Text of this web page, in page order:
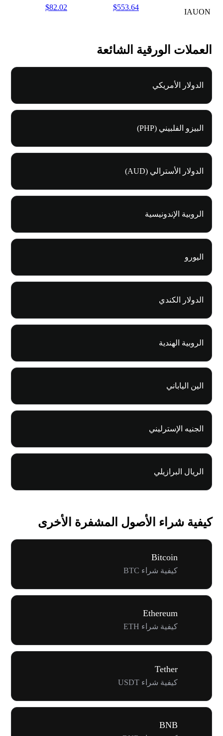
IAUON
$553.64
$82.02
العملات الورقية الشائعة
الدولار الأمريكي
البيزو الفلبيني (PHP)
الدولار الأسترالي (AUD)
الروبية الإندونيسية
اليورو
الدولار الكندي
الروبية الهندية
الين الياباني
الجنيه الإسترليني
الريال البرازيلي
كيفية شراء الأصول المشفرة الأخرى
Bitcoin
كيفية شراء BTC
Ethereum
كيفية شراء ETH
Tether
كيفية شراء USDT
BNB